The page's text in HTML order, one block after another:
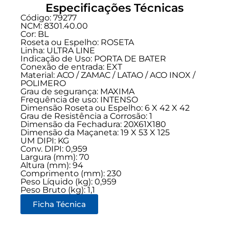
Especificações Técnicas
Código: 79277
NCM: 8301.40.00
Cor: BL
Roseta ou Espelho: ROSETA
Linha: ULTRA LINE
Indicação de Uso: PORTA DE BATER
Conexão de entrada: EXT
Material: ACO / ZAMAC / LATAO / ACO INOX /
POLIMERO
Grau de segurança: MAXIMA
Frequência de uso: INTENSO
Dimensão Roseta ou Espelho: 6 X 42 X 42
Grau de Resistência a Corrosão: 1
Dimensão da Fechadura: 20X61X180
Dimensão da Maçaneta: 19 X 53 X 125
UM DIPI: KG
Conv. DIPI: 0,959
Largura (mm): 70
Altura (mm): 94
Comprimento (mm): 230
Peso Líquido (kg): 0,959
Peso Bruto (kg): 1,1
Ficha Técnica